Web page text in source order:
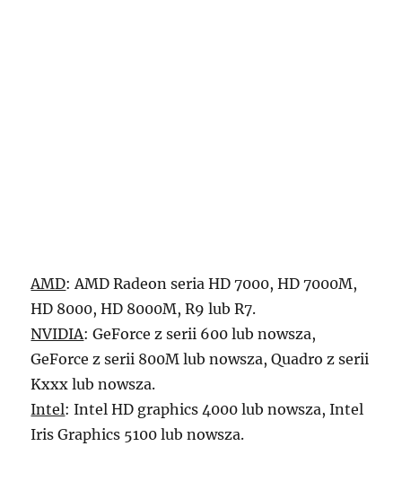
AMD: AMD Radeon seria HD 7000, HD 7000M,
HD 8000, HD 8000M, R9 lub R7.
NVIDIA: GeForce z serii 600 lub nowsza,
GeForce z serii 800M lub nowsza, Quadro z serii
Kxxx lub nowsza.
Intel: Intel HD graphics 4000 lub nowsza, Intel
Iris Graphics 5100 lub nowsza.